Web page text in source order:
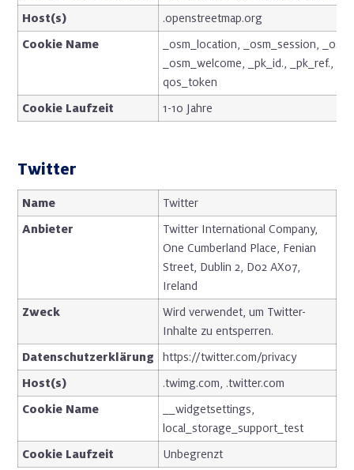
Host(s) .openstreetmap.org
Cookie Name
_osm_location, _osm_session,
_osm_welcome, _pk_id., _pk_ref.,
qos_token
Cookie Laufzeit 1-10 Jahre
Twitter
Name Twitter
Anbieter
Twitter International Company,
One Cumberland Place, Fenian
Street, Dublin 2, D02 AX07,
Ireland
Zweck
Wird verwendet, um Twitter-
Inhalte zu entsperren.
Datenschutzerklärung https://twitter.com/privacy
Host(s) .twimg.com, .twitter.com
Cookie Name
__widgetsettings,
local_storage_support_test
Cookie Laufzeit Unbegrenzt